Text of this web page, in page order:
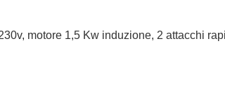
motore 1,5 Kw induzione, 2 attacchi